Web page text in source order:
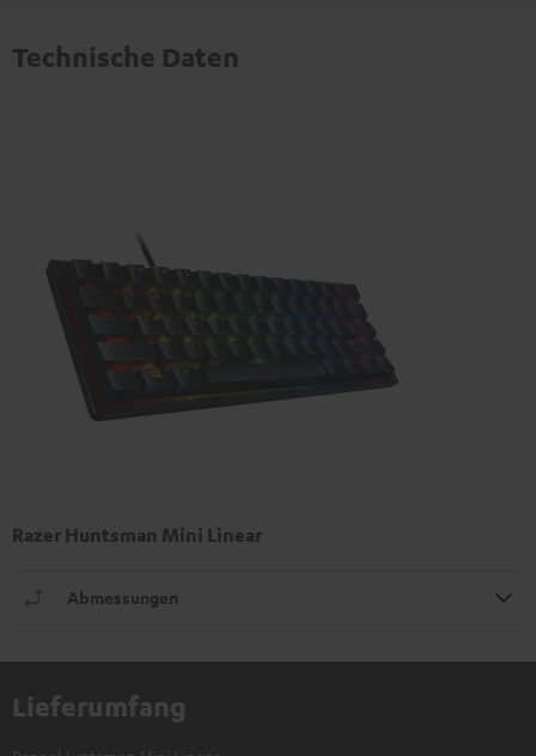
Technische Daten
Razer Huntsman Mini Linear
Abmessungen
Lieferumfang